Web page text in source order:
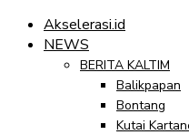
Akselerasi.id
NEWS
BERITA KALTIM
Balikpapan
Bontang
Kutai